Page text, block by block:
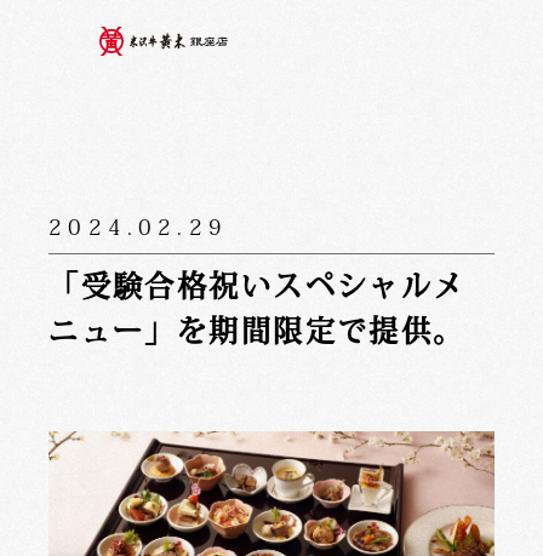
2024.02.29
「受験合格祝いスペシャルメ
ニュー」を期間限定で提供。